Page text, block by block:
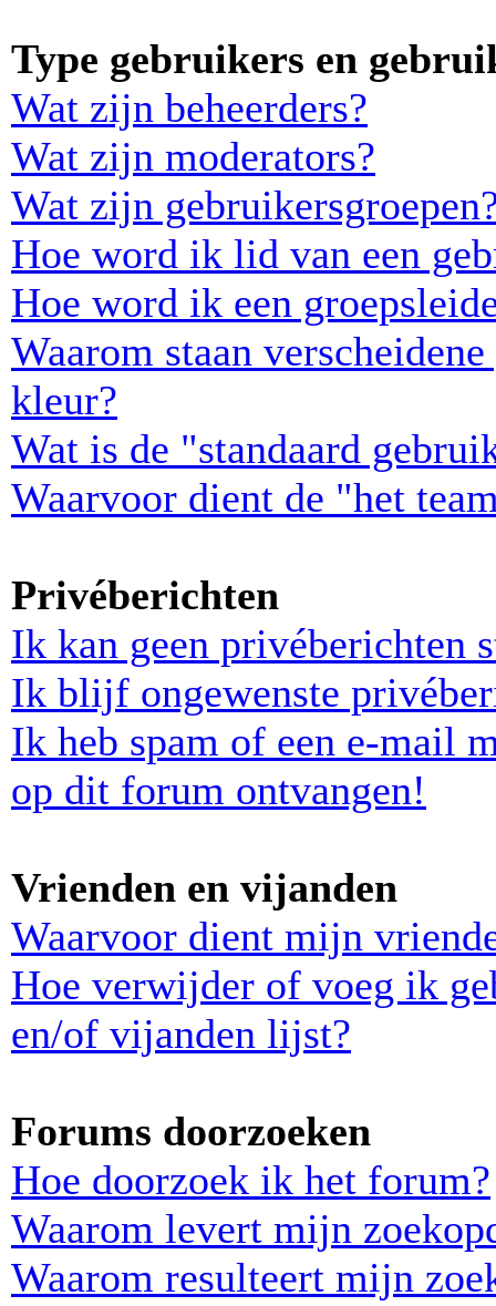
Type gebruikers en
Wat zijn beheerders?
Wat zijn moderators?
Wat zijn
Hoe word ik lid van een
Hoe word ik een
Waarom staan
kleur?
Wat is de "standaard
Waarvoor dient de "het
Privéberichten
Ik kan geen privéberichten
Ik blijf ongewenste
Ik heb spam of een e-mail
op dit forum ontvangen!
Vrienden en vijanden
Waarvoor dient mijn
Hoe verwijder of voeg ik
en/of vijanden lijst?
Forums doorzoeken
Hoe doorzoek ik het forum?
Waarom levert mijn
Waarom resulteert mijn